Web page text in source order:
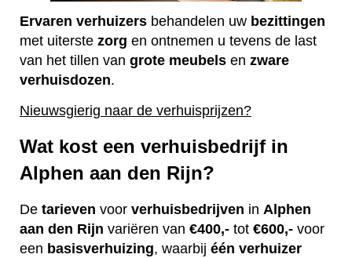
Ervaren verhuizers behandelen uw bezittingen
met uiterste zorg en ontnemen u tevens de last
van het tillen van grote meubels en zware
verhuisdozen.
Nieuwsgierig naar de verhuisprijzen?
Wat kost een verhuisbedrijf in
Alphen aan den Rijn?
De tarieven voor verhuisbedrijven in Alphen
aan den Rijn variëren van €400,- tot €600,- voor
een basisverhuizing, waarbij één verhuizer